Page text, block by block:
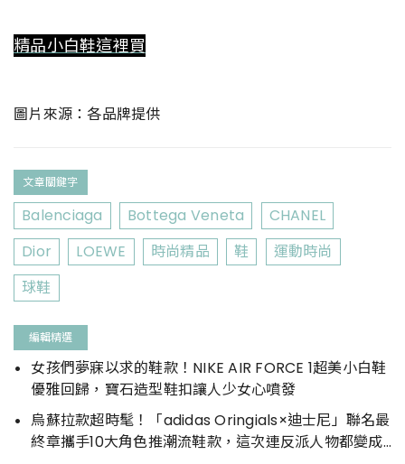
精品小白鞋這裡買
圖片來源：各品牌提供
文章關鍵字
Balenciaga Bottega Veneta
CHANEL
Dior
LOEWE 時尚精品 鞋
運動時尚
球鞋
編輯精選
女孩們夢寐以求的鞋款！NIKE AIR FORCE 1超美小白鞋
優雅回歸，寶石造型鞋扣讓人少女心噴發
烏蘇拉款超時髦！「adidas Oringials×迪士尼」聯名最
終章攜手10大角色推潮流鞋款，這次連反派人物都變成